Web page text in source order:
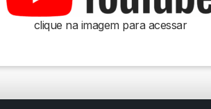
clique na imagem para acessar